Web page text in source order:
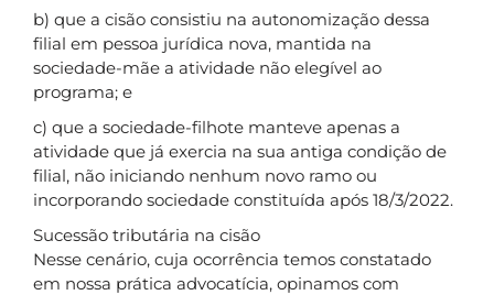
b) que a cisão consistiu na autonomização dessa
filial em pessoa jurídica nova, mantida na
sociedade-mãe a atividade não elegível ao
programa; e
c) que a sociedade-filhote manteve apenas a
atividade que já exercia na sua antiga condição de
filial, não iniciando nenhum novo ramo ou
incorporando sociedade constituída após 18/3/2022.
Sucessão tributária na cisão
Nesse cenário, cuja ocorrência temos constatado
em nossa prática advocatícia, opinamos com